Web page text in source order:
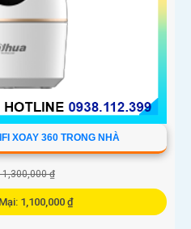
XOAY 360 TRONG NHÀ
1,300,000 ₫
1,100,000 ₫